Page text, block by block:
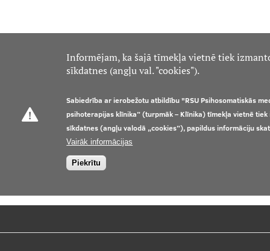
Informējam, ka šajā tīmekļa vietnē tiek
sīkdatnes (angļu val. "cookies").
Sabiedrība ar ierobežotu atbildību "RSU Psihosomatiskās
psihoterapijas klīnika” (turpmāk – Klīnika) tīmekļa vietnē tiek
sīkdatnes (angļu valodā „cookies”), papildus informāciju
Vairāk informācijas
Piekrītu